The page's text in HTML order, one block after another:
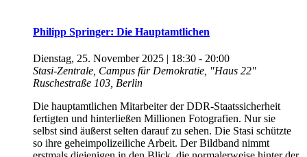
Philipp Springer: Die Hauptamtlichen
Dienstag, 25. November 2025 | 18:30 - 20:00
Stasi-Zentrale, Campus für Demokratie, "Haus 22"
Ruschestraße 103, Berlin
Die hauptamtlichen Mitarbeiter der DDR-Staatssicherheit
fertigten und hinterließen Millionen Fotografien. Nur sie
selbst sind äußerst selten darauf zu sehen. Die Stasi schützte
so ihre geheimpolizeiliche Arbeit. Der Bildband nimmt